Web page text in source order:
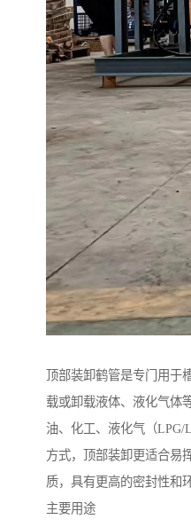
顶部装卸鹤管是专门用于
载或卸载液体、液化气体
油、化工、液化气（
方式，顶部装卸更适合易
质，具有更高的密封性和
主要用途